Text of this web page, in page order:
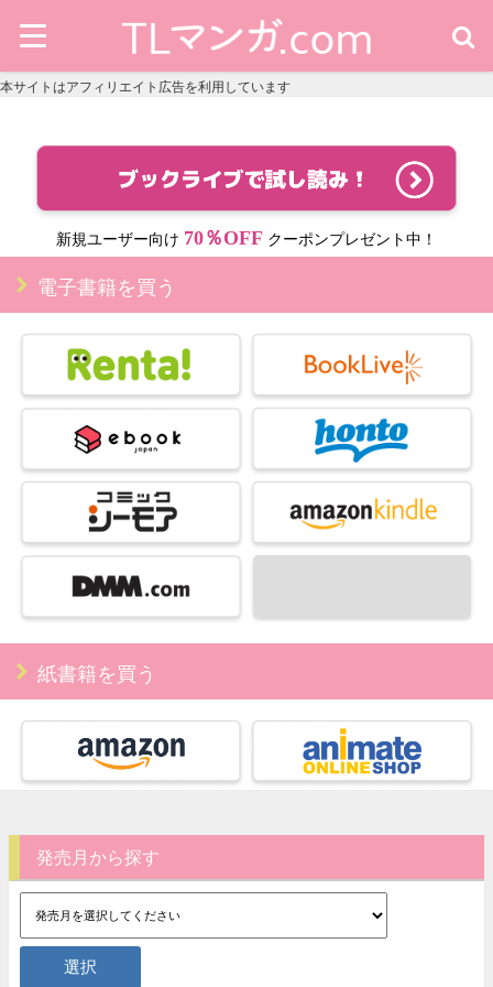
本サイトはアフィリエイト広告を利用しています
新規ユーザー向け 70％OFF クーポンプレゼント中！
電子書籍を買う
紙書籍を買う
発売月から探す